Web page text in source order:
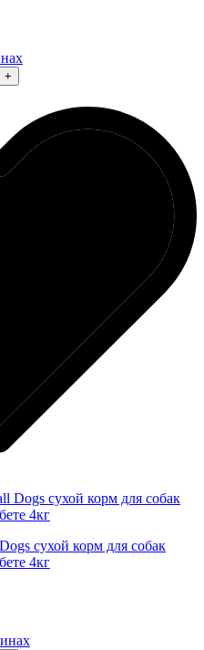
+
сухой корм для собак
4кг